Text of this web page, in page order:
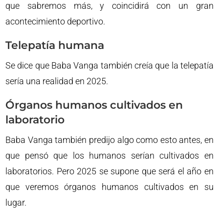
que sabremos más, y coincidirá con un gran
acontecimiento deportivo.
Telepatía humana
Se dice que Baba Vanga también creía que la telepatía
sería una realidad en 2025.
Órganos humanos cultivados en
laboratorio
Baba Vanga también predijo algo como esto antes, en
que pensó que los humanos serían cultivados en
laboratorios. Pero 2025 se supone que será el año en
que veremos órganos humanos cultivados en su
lugar.